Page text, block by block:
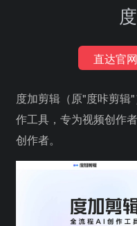
直达官
度加剪辑（原"度咔剪辑
作工具，专为视频创作
创作者。